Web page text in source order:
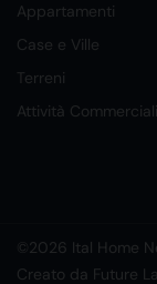
Appartamenti
Case e Ville
Terreni
Attività Commerciali
©2026 Ital Home
Creato da Future